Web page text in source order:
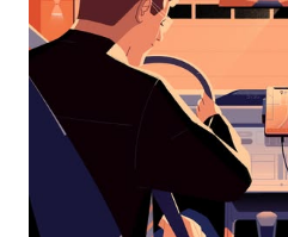
selecionar
uma
data.
Pressione
a
tecla
“ESC”
o
calendário.